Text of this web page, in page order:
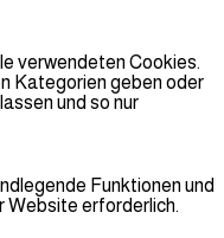
verwendeten Cookies.
Kategorien geben oder
und so nur
Funktionen und
Website erforderlich.